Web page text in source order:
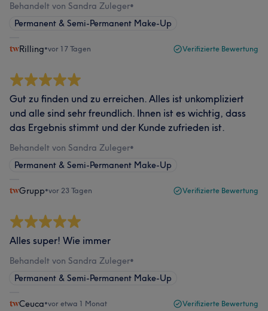
Behandelt von Sandra Zuleger•
Permanent & Semi-Permanent Make-Up
Rilling•vor 17 Tagen Verifizierte Bewertung
Gut zu finden und zu erreichen. Alles ist unkompliziert
und alle sind sehr freundlich. Ihnen ist es wichtig, dass
das Ergebnis stimmt und der Kunde zufrieden ist.
Behandelt von Sandra Zuleger•
Permanent & Semi-Permanent Make-Up
Grupp•vor 23 Tagen Verifizierte Bewertung
Alles super! Wie immer
Behandelt von Sandra Zuleger•
Permanent & Semi-Permanent Make-Up
Ceuca•vor etwa 1 Monat Verifizierte Bewertung